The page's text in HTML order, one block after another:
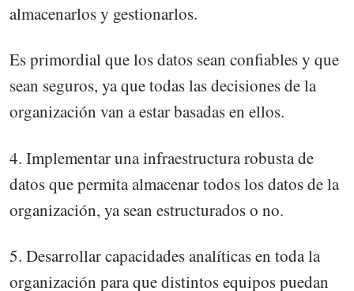
almacenarlos y gestionarlos.
Es primordial que los datos sean confiables y que
sean seguros, ya que todas las decisiones de la
organización van a estar basadas en ellos.
4. Implementar una infraestructura robusta de
datos que permita almacenar todos los datos de la
organización, ya sean estructurados o no.
5. Desarrollar capacidades analíticas en toda la
organización para que distintos equipos puedan